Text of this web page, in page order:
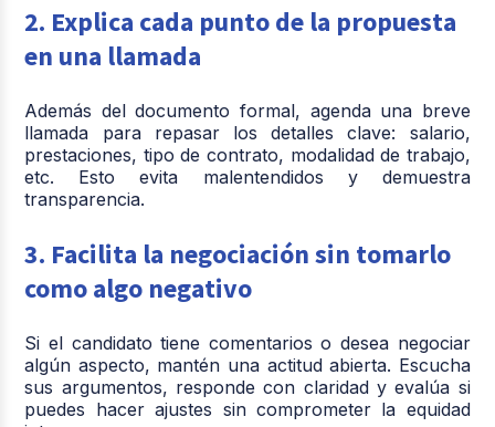
2. Explica cada punto de la propuesta
en una llamada
Además del documento formal, agenda una breve
llamada para repasar los detalles clave: salario,
prestaciones, tipo de contrato, modalidad de trabajo,
etc. Esto evita malentendidos y demuestra
transparencia.
3. Facilita la negociación sin tomarlo
como algo negativo
Si el candidato tiene comentarios o desea negociar
algún aspecto, mantén una actitud abierta. Escucha
sus argumentos, responde con claridad y evalúa si
puedes hacer ajustes sin comprometer la equidad